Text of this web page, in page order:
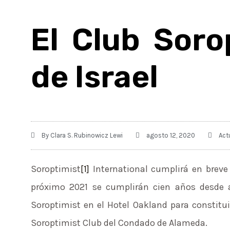
El Club
de Israel
By Clara S. Rubinowicz Lewi agosto 12, 2020
Soroptimist[1] International cumplirá en
próximo 2021 se cumplirán cien años
Soroptimist en el Hotel Oakland para
Soroptimist Club del Condado de Alameda.